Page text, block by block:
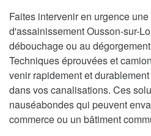
Faites intervenir en urgence
d'assainissement Ousson-sur-
débouchage ou au
Techniques éprouvées et
venir rapidement et
dans vos canalisations. Ces
nauséabondes qui peuvent
commerce ou un bâtiment